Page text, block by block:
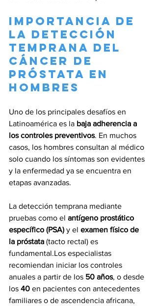
Importancia de
la detección
temprana del
cáncer de
próstata en
hombres
Uno de los principales desafíos en
Latinoamérica es la baja adherencia a
los controles preventivos. En muchos
casos, los hombres consultan al médico
solo cuando los síntomas son evidentes
y la enfermedad ya se encuentra en
etapas avanzadas.
La detección temprana mediante
pruebas como el antígeno prostático
específico (PSA) y el examen físico de
la próstata (tacto rectal) es
fundamental.Los especialistas
recomiendan iniciar los controles
anuales a partir de los 50 años, o desde
los 40 en pacientes con antecedentes
familiares o de ascendencia africana,